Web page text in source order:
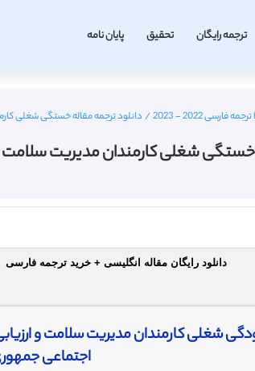
ترجمه رایگان تحقیق پایان نامه
2022 - 2023
/دانلود ترجمه مقاله خستگی شغلی
خستگی شغلی کارمندان مدیریت سلامت
دانلود رایگان مقاله انگلیسی + خرید ترجمه فارسی
شغلی کارمندان مدیریت سلامت و
اجتماعی